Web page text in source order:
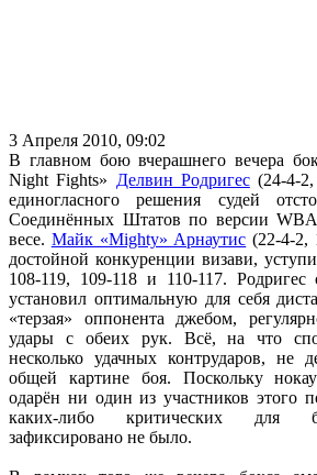
3 Апреля 2010, 09:02
В главном бою вчерашнего вечера
Night Fights» Делвин Родригес(24-4-2,
единогласного решения судей
Соединённых Штатов по версии
весе. Майк «Mighty» Арнаутис (22-4-2,
достойной конкуренции визави,
108-119, 109-118 и 110-117.
установил оптимальную для себя
«терзая» оппонента джебом,
удары с обеих рук. Всё, на что
несколько удачных контрударов, не
общей картине боя. Поскольку
одарён ни один из участников этого
каких-либо критических для
зафиксировано не было.